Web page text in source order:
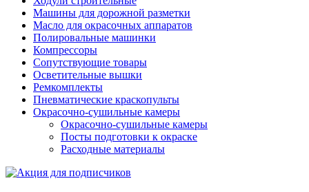
Машины для дорожной разметки
Масло для окрасочных аппаратов
Полировальные машинки
Компрессоры
Сопутствующие товары
Осветительные вышки
Ремкомплекты
Пневматические краскопульты
Окрасочно-сушильные камеры
Окрасочно-сушильные камеры
Посты подготовки к окраске
Расходные материалы